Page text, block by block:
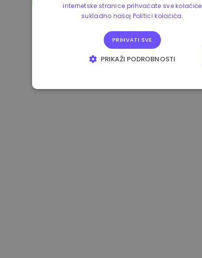
0.080659000 € -4.80%
internetske stranice prihvaćate sve kolačiće
sukladno našoj Politici kolačića.
PRIHVATI SVE
PRIKAŽI PODROBNOSTI